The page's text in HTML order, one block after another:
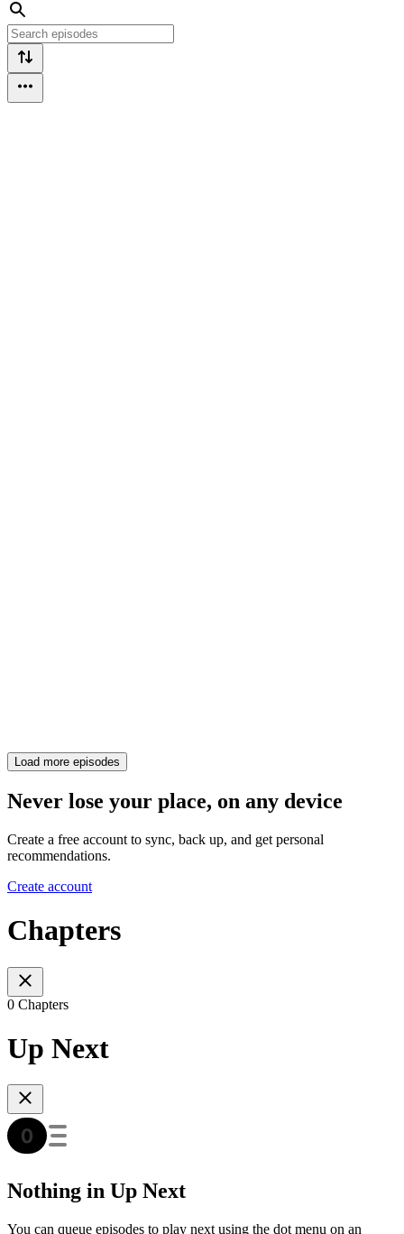
Load more episodes
Never lose your place, on any device
Create a free account to sync, back up, and get personal
recommendations.
Create account
Chapters
0 Chapters
Up Next
Nothing in Up Next
You can queue episodes to play next using the dot menu on an